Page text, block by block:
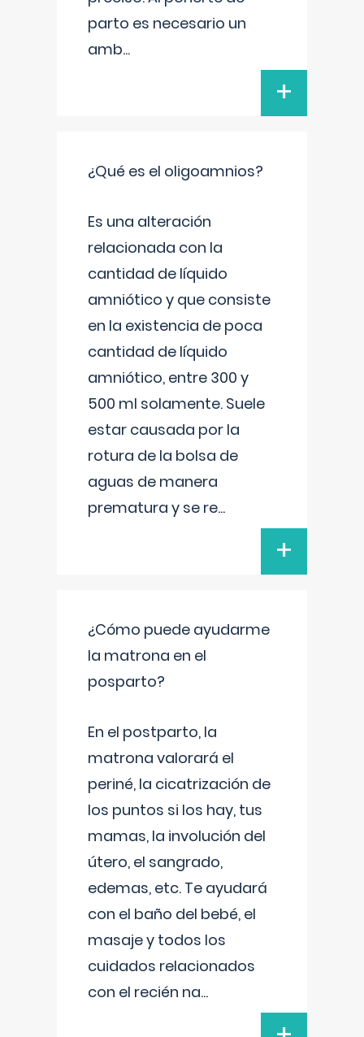
parto es necesario un
amb...
+
¿Qué es el oligoamnios?
Es una alteración
relacionada con la
cantidad de líquido
amniótico y que consiste
en la existencia de poca
cantidad de líquido
amniótico, entre 300 y
500 ml solamente. Suele
estar causada por la
rotura de la bolsa de
aguas de manera
prematura y se re...
+
¿Cómo puede ayudarme
la matrona en el
posparto?
En el postparto, la
matrona valorará el
periné, la cicatrización de
los puntos si los hay, tus
mamas, la involución del
útero, el sangrado,
edemas, etc. Te ayudará
con el baño del bebé, el
masaje y todos los
cuidados relacionados
con el recién na...